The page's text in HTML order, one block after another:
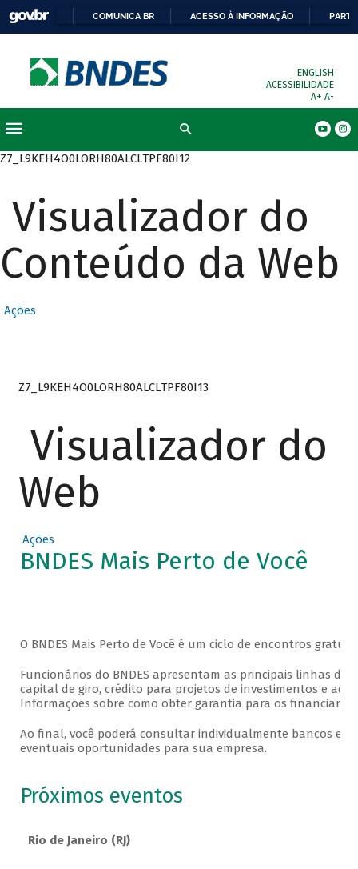
COMUNICA BR ACESSO À INFORMAÇÃO
ENGLISH
ACESSIBILIDADE
A+ A-
Z7_L9KEH4O0LORH80ALCLTPF80I12
Visualizador do
Conteúdo da Web
Ações
Z7_L9KEH4O0LORH80ALCLTPF80I13
Visualizador do
Web
Ações
BNDES Mais Perto de Você
O BNDES Mais Perto de Você é um ciclo de encontros
Funcionários do BNDES apresentam as principais linhas
capital de giro, crédito para projetos de investimentos e
Informações sobre como obter garantia para os
Ao final, você poderá consultar individualmente bancos e
eventuais oportunidades para sua empresa.
Próximos eventos
Rio de Janeiro (RJ)